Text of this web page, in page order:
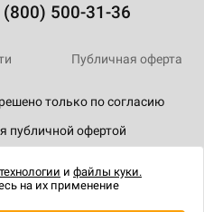
(800) 500-31-36
только по согласию
публичной офертой
Публичная оферта
и файлы куки.
на их применение